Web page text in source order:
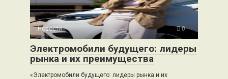
Новости 0
Электромобили будущего: лидеры
рынка и их преимущества
«Электромобили будущего: лидеры рынка и их